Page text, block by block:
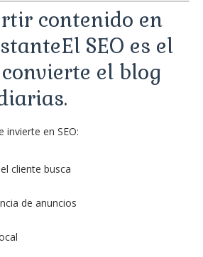
contenido en
SEO es el
el blog
invierte en SEO:
cliente busca
de anuncios